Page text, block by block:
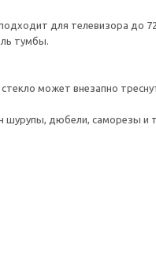
для телевизора до
тумбы.
может внезапно
дюбели, саморезы и